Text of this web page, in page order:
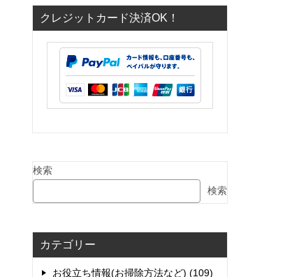
クレジットカード決済OK！
検索
検索
カテゴリー
お役立ち情報(お掃除方法など) (109)